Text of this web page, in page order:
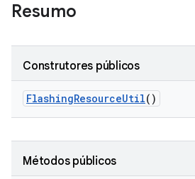
Resumo
Construtores públicos
FlashingResourceUtil()
Métodos públicos